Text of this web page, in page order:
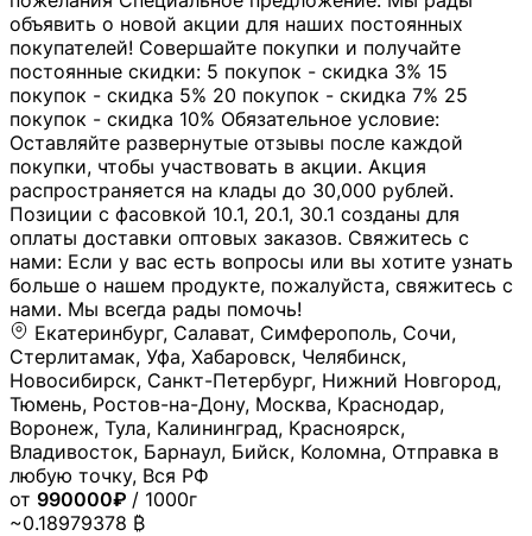
объявить о новой акции для наших постоянных
покупателей! Совершайте покупки и получайте
постоянные скидки: 5 покупок - скидка 3% 15
покупок - скидка 5% 20 покупок - скидка 7% 25
покупок - скидка 10% Обязательное условие:
Оставляйте развернутые отзывы после каждой
покупки, чтобы участвовать в акции. Акция
распространяется на клады до 30,000 рублей.
Позиции с фасовкой 10.1, 20.1, 30.1 созданы для
оплаты доставки оптовых заказов. Свяжитесь с
нами: Если у вас есть вопросы или вы хотите узнать
больше о нашем продукте, пожалуйста, свяжитесь с
нами. Мы всегда рады помочь!
Екатеринбург, Салават, Симферополь, Сочи,
Стерлитамак, Уфа, Хабаровск, Челябинск,
Новосибирск, Санкт-Петербург, Нижний Новгород,
Тюмень, Ростов-на-Дону, Москва, Краснодар,
Воронеж, Тула, Калининград, Красноярск,
Владивосток, Барнаул, Бийск, Коломна, Отправка в
любую точку, Вся РФ
от 990000₽ / 1000г
~0.18979378 ₿